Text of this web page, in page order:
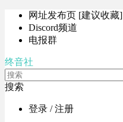
网址发布页 [建议收藏]
Discord频道
电报群
终音社
搜索
登录 / 注册